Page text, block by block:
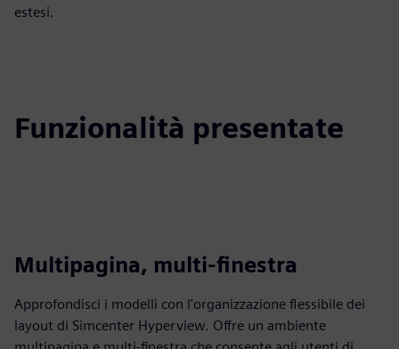
estesi.
Funzionalità presentate
Multipagina, multi-finestra
Approfondisci i modelli con l'organizzazione flessibile dei
layout di Simcenter Hyperview. Offre un ambiente